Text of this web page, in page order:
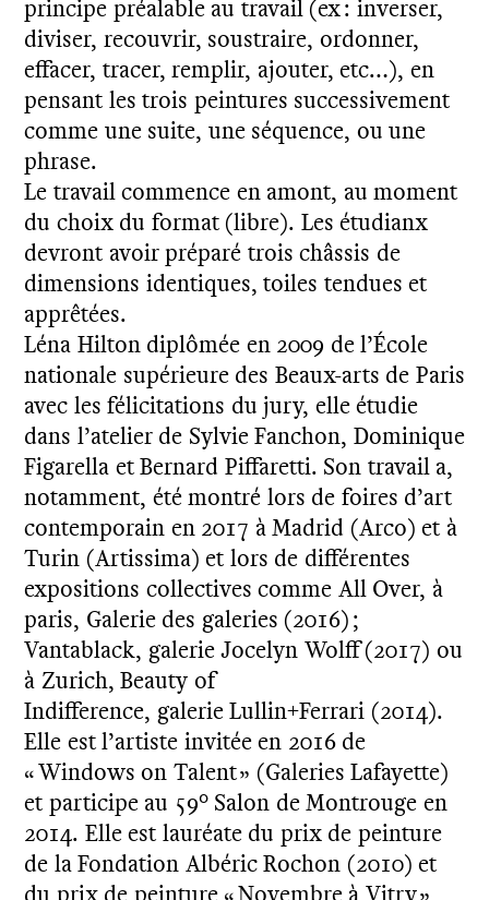
principe préalable au travail (ex : inverser,
diviser, recouvrir, soustraire, ordonner,
effacer, tracer, remplir, ajouter, etc…), en
pensant les trois peintures successivement
comme une suite, une séquence, ou une
phrase.
Le travail commence en amont, au moment
du choix du format (libre). Les étudianx
devront avoir préparé trois châssis de
dimensions identiques, toiles tendues et
apprêtées.
Léna Hilton diplômée en 2009 de l’École
nationale supérieure des Beaux-arts de Paris
avec les félicitations du jury, elle étudie
dans l’atelier de Sylvie Fanchon, Dominique
Figarella et Bernard Piffaretti. Son travail a,
notamment, été montré lors de foires d’art
contemporain en 2017 à Madrid (Arco) et à
Turin (Artissima) et lors de différentes
expositions collectives comme All Over, à
paris, Galerie des galeries (2016) ;
Vantablack, galerie Jocelyn Wolff (2017) ou
à Zurich, Beauty of
Indifference, galerie Lullin+Ferrari (2014).
Elle est l’artiste invitée en 2016 de
« Windows on Talent » (Galeries Lafayette)
et participe au 59° Salon de Montrouge en
2014. Elle est lauréate du prix de peinture
de la Fondation Albéric Rochon (2010) et
du prix de peinture « Novembre à Vitry »